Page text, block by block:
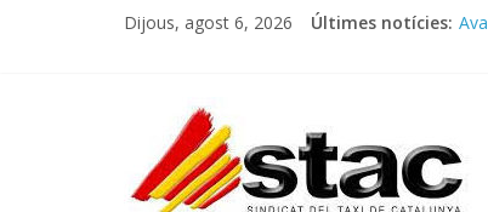
Dijous, agost 6, 2026 Últimes notícies: